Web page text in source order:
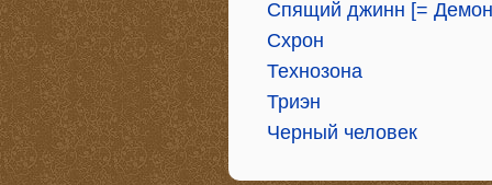
Спящий джинн [=
Схрон
Технозона
Триэн
Черный человек